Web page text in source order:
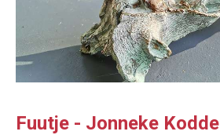
Fuutje - Jonneke Kodde